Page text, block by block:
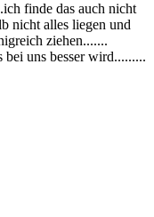
finde das auch nicht
nicht alles liegen und
ziehen.......
bei uns besser wird.........